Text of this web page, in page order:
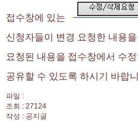
접수창에 있는
신청자들이 변경 요청한 내용
요청된 내용을 접수창에서 수
공유할 수 있도록 하시기 바랍
파일 :
조회 : 27124
작성 : 공지글